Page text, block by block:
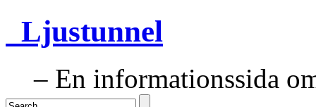
Ljustunnel
– En informationssida